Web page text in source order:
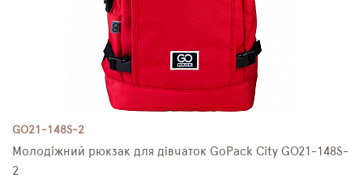
GO21-148S-2
Молодіжний рюкзак для дівчаток GoPack City GO21-148S-
2